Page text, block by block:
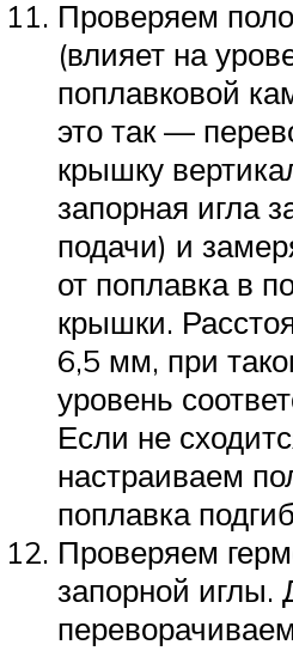
Проверяем
(влияет на
поплавковой
это так —
крышку
запорная игла
подачи) и
от поплавка в
крышки.
6,5 мм, при
уровень
Если не
настраиваем
поплавка
Проверяем
запорной иглы.